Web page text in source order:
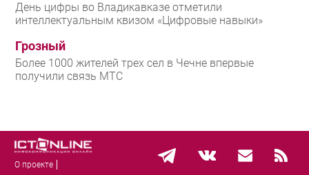
День цифры во Владикавказе отметили
интеллектуальным квизом «Цифровые навыки»
Грозный
Более 1000 жителей трех сел в Чечне впервые
получили связь МТС
О проекте